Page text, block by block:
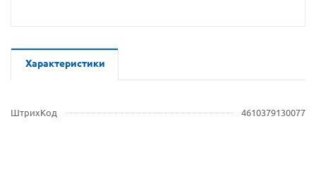
Характеристики
ШтрихКод 4610379130077